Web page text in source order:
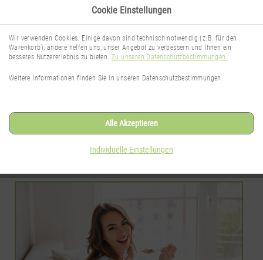
TheNaturalSense Blog
Gesichtspflege
SEITE 1
Cookie Einstellungen
Wir verwenden Cookies. Einige davon sind technisch notwendig (z.B. für den
Warenkorb), andere helfen uns, unser Angebot zu verbessern und Ihnen ein
besseres Nutzererlebnis zu bieten. Zu unseren Datenschutzbestimmungen.
Weitere Informationen finden Sie in unseren Datenschutzbestimmungen.
Individuelle Einstellungen
Alle Akzeptieren